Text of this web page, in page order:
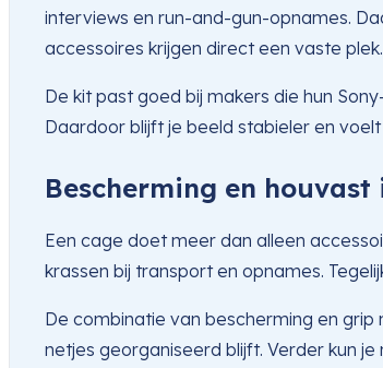
interviews en run-and-gun-opnames.
accessoires krijgen direct een vaste plek.
De kit past goed bij makers die hun
Daardoor blijft je beeld stabieler en
Bescherming en
Een cage doet meer dan alleen
krassen bij transport en opnames.
De combinatie van bescherming en
netjes georganiseerd blijft. Verder kun